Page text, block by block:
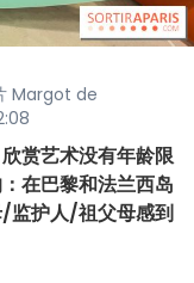
Margot de
赏艺术没有年龄限
在巴黎和法兰西岛
监护人/祖父母感到